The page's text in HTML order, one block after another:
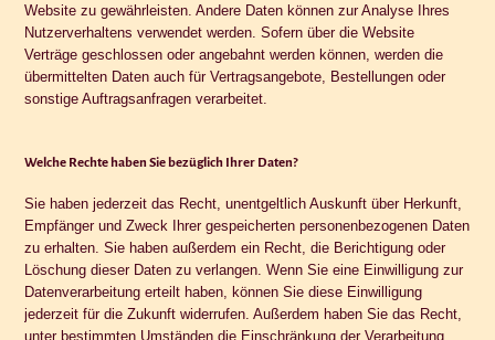
Website zu gewährleisten. Andere Daten können zur Analyse Ihres
Nutzerverhaltens verwendet werden. Sofern über die Website
Verträge geschlossen oder angebahnt werden können, werden die
übermittelten Daten auch für Vertragsangebote, Bestellungen oder
sonstige Auftragsanfragen verarbeitet.
Welche Rechte haben Sie bezüglich Ihrer Daten?
Sie haben jederzeit das Recht, unentgeltlich Auskunft über Herkunft,
Empfänger und Zweck Ihrer gespeicherten personenbezogenen Daten
zu erhalten. Sie haben außerdem ein Recht, die Berichtigung oder
Löschung dieser Daten zu verlangen. Wenn Sie eine Einwilligung zur
Datenverarbeitung erteilt haben, können Sie diese Einwilligung
jederzeit für die Zukunft widerrufen. Außerdem haben Sie das Recht,
unter bestimmten Umständen die Einschränkung der Verarbeitung